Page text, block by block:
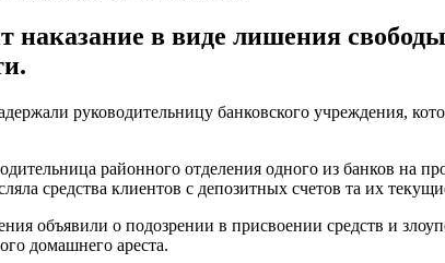
наказание в виде лишения
руководительницу банковского учреждения,
районного отделения одного из банков на
средства клиентов с депозитных счетов та их
объявили о подозрении в присвоении средств и
домашнего ареста.